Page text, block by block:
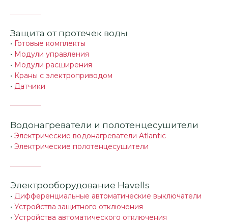
Защита от протечек воды
• Готовые комплекты
• Модули управления
• Модули расширения
• Краны с электроприводом
• Датчики
Водонагреватели и полотенцесушители
• Электрические водонагреватели Atlantic
• Электрические полотенцесушители
Электрооборудование Havells
• Дифференциальные автоматические выключатели
• Устройства защитного отключения
• Устройства автоматического отключения